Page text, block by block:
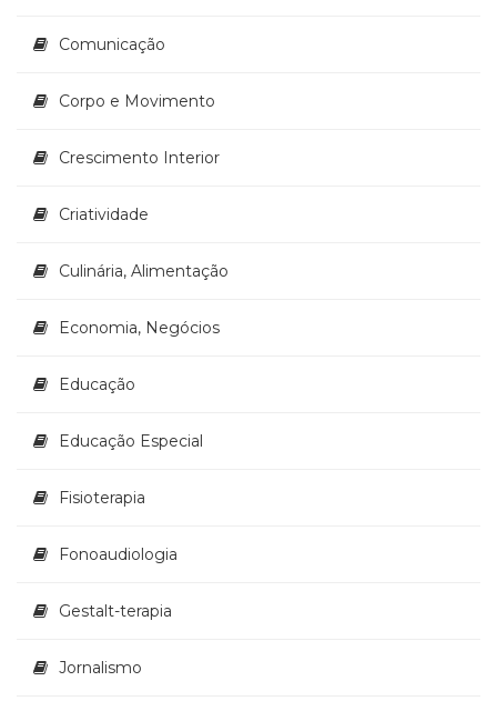
(22)
(30)
Ocupacional
Treinamento
(65)
(1)
Prática
Comunicação
Corpo e Movimento
Crescimento Interior
Criatividade
Culinária, Alimentação
Economia, Negócios
Educação
Educação Especial
Fisioterapia
Fonoaudiologia
Gestalt-terapia
Jornalismo